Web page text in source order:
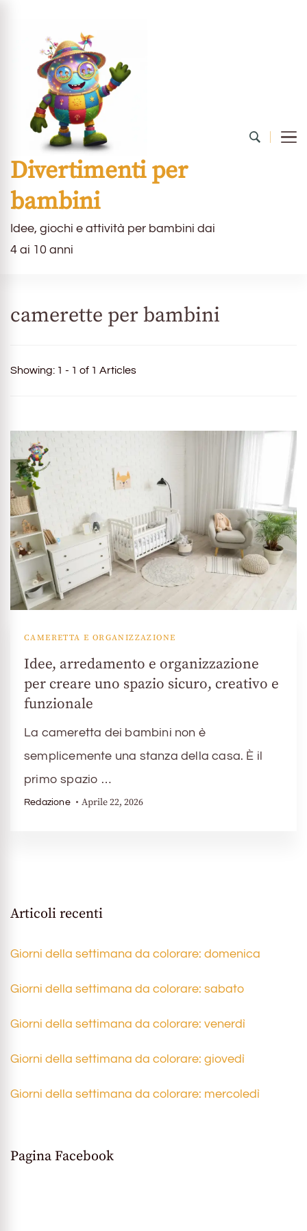
Divertimenti per
bambini
Idee, giochi e attività per bambini dai
4 ai 10 anni
camerette per bambini
Showing: 1 - 1 of 1 Articles
CAMERETTA E ORGANIZZAZIONE
Idee, arredamento e organizzazione
per creare uno spazio sicuro, creativo e
funzionale
La cameretta dei bambini non è
semplicemente una stanza della casa. È il
primo spazio …
Redazione Aprile 22, 2026
Articoli recenti
Giorni della settimana da colorare: domenica
Giorni della settimana da colorare: sabato
Giorni della settimana da colorare: venerdì
Giorni della settimana da colorare: giovedì
Giorni della settimana da colorare: mercoledì
Pagina Facebook